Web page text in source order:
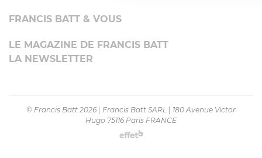
FRANCIS BATT & VOUS
LE MAGAZINE DE FRANCIS BATT
LA NEWSLETTER
© Francis Batt 2026 Francis Batt SARL
180 Avenue Victor
Hugo 75116 Paris FRANCE